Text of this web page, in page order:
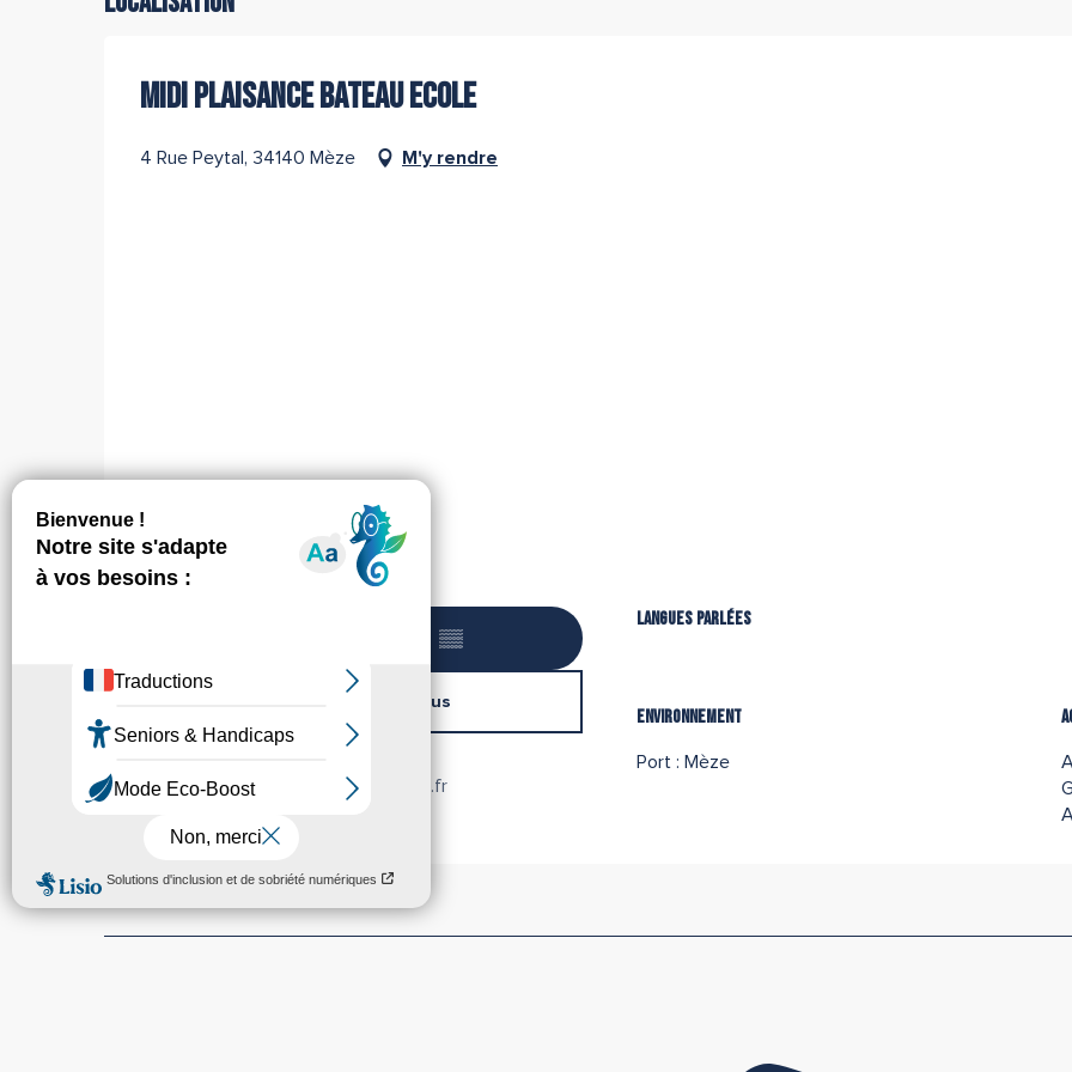
MIDI PLAISANCE BATEAU ECOLE
4 Rue Peytal, 34140 Mèze M'y rendre
▒▒
Contactez-nous
midi-plaisance-sud.fr
Langues parlées
Langues parlées
Environnement
Environnement
Port : Mèze